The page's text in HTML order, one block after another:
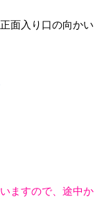
面入り口の向かい
ますので、途中か